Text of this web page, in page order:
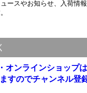
ースやお知らせ、入荷情
オンラインショップ
すのでチャンネル登